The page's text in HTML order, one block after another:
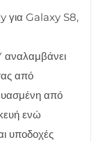
για Galaxy S8,
από
από
ενώ
υποδοχές